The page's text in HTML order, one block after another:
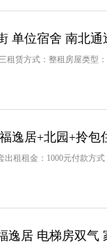
单位宿舍 南北通
租赁方式：整租房屋类型
逸居+北园+拎包
出租租金：1000元付款方
逸居 电梯房双气